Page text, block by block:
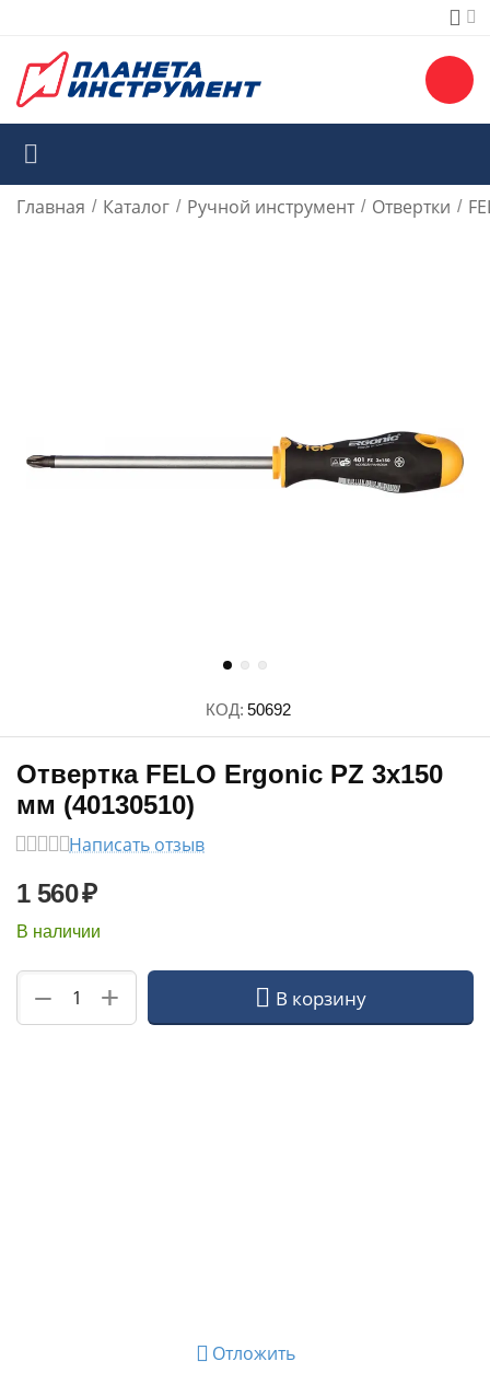
Главная / Каталог / Ручной инструмент / Отвертки /
КОД: 50692
Отвертка FELO Ergonic PZ 3х150
мм (40130510)
Написать отзыв
1 560₽
В наличии
+
− В корзину
Отложить